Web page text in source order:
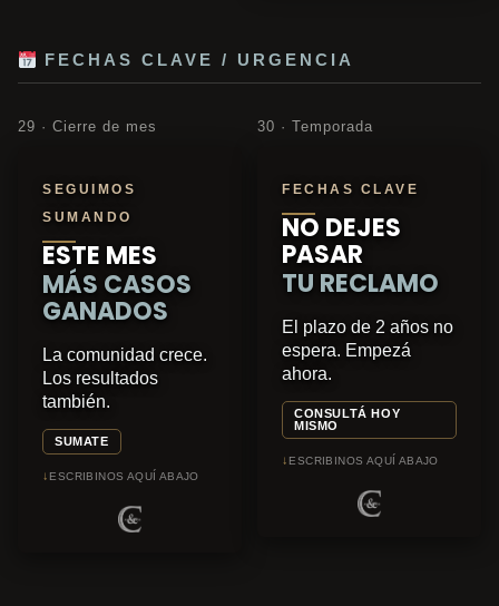
FECHAS CLAVE / URGENCIA
29 · Cierre de mes
SEGUIMOS
SUMANDO
ESTE MES
MÁS CASOS
GANADOS
La comunidad crece.
Los resultados
también.
SUMATE
↓ ESCRIBINOS AQUÍ ABAJO
30 · Temporada
FECHAS CLAVE
NO DEJES
PASAR
TU RECLAMO
El plazo de 2 años no
espera. Empezá
ahora.
CONSULTÁ HOY
MISMO
↓ ESCRIBINOS AQUÍ ABAJO